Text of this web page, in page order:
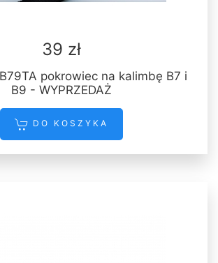
39 zł
pokrowiec na kalimbę B7 i
B9 - WYPRZEDAŻ
DO KOSZYKA